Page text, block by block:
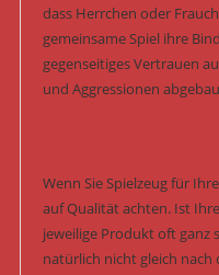
dass Herrchen oder
gemeinsame Spiel ihre
gegenseitiges Vertrauen
und Aggressionen
Wenn Sie Spielzeug für
auf Qualität achten. Ist
jeweilige Produkt oft ganz
natürlich nicht gleich nach